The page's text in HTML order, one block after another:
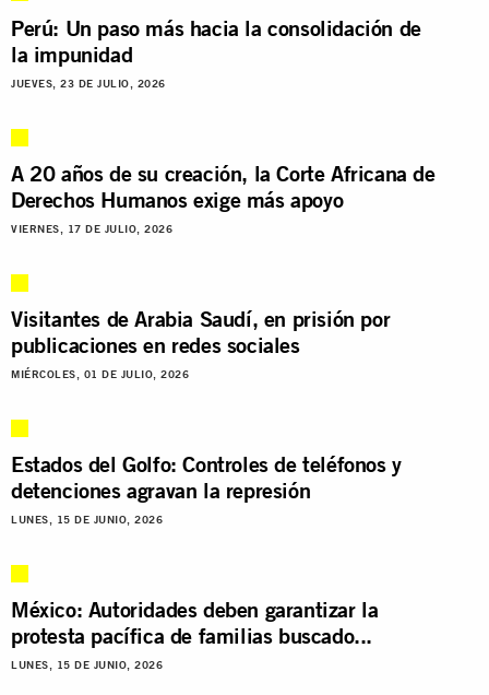
Perú: Un paso más hacia la consolidación de
la impunidad
JUEVES, 23 DE JULIO, 2026
A 20 años de su creación, la Corte Africana de
Derechos Humanos exige más apoyo
VIERNES, 17 DE JULIO, 2026
Visitantes de Arabia Saudí, en prisión por
publicaciones en redes sociales
MIÉRCOLES, 01 DE JULIO, 2026
Estados del Golfo: Controles de teléfonos y
detenciones agravan la represión
LUNES, 15 DE JUNIO, 2026
México: Autoridades deben garantizar la
protesta pacífica de familias buscado...
LUNES, 15 DE JUNIO, 2026